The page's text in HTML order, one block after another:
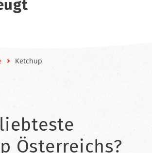
Ketchup
Österreichs?